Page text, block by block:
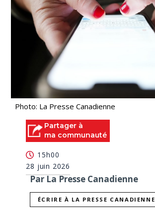
Photo: La Presse Canadienne
Partager à
ma communauté
15h00
28 juin 2026
Par La Presse Canadienne
ÉCRIRE À LA PRESSE CANADIENNE